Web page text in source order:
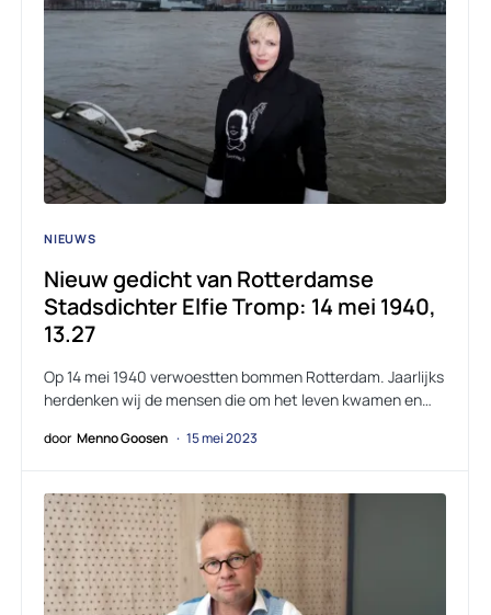
NIEUWS
Nieuw gedicht van Rotterdamse
Stadsdichter Elfie Tromp: 14 mei 1940,
13.27
Op 14 mei 1940 verwoestten bommen Rotterdam. Jaarlijks
herdenken wij de mensen die om het leven kwamen en…
door Menno Goosen 15 mei 2023